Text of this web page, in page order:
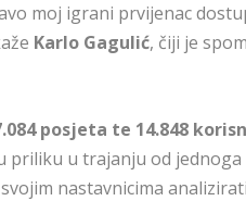
moj igrani prvijenac
Karlo Gagulić, čiji je
posjeta te 14.848
priliku u trajanju od
nastavnicima